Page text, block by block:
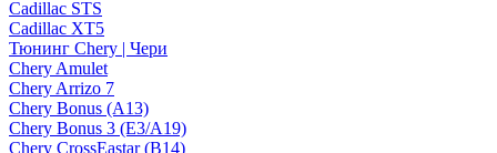
Cadillac STS
Cadillac XT5
Тюнинг Chery | Чери
Chery Amulet
Chery Arrizo 7
Chery Bonus (A13)
Chery Bonus 3 (E3/A19)
Chery CrossEastar (B14)